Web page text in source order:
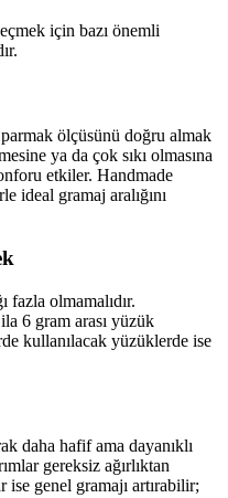
için bazı önemli
ölçüsünü doğru almak
ya da çok sıkı olmasına
etkiler. Handmade
ideal gramaj aralığını
fazla olmamalıdır.
6 gram arası yüzük
kullanılacak yüzüklerde ise
daha hafif ama dayanıklı
gereksiz ağırlıktan
ise genel gramajı artırabilir;